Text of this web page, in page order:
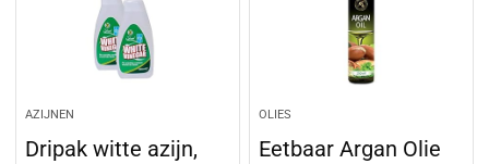
AZIJNEN
Dripak witte azijn,
OLIES
Eetbaar Argan Olie